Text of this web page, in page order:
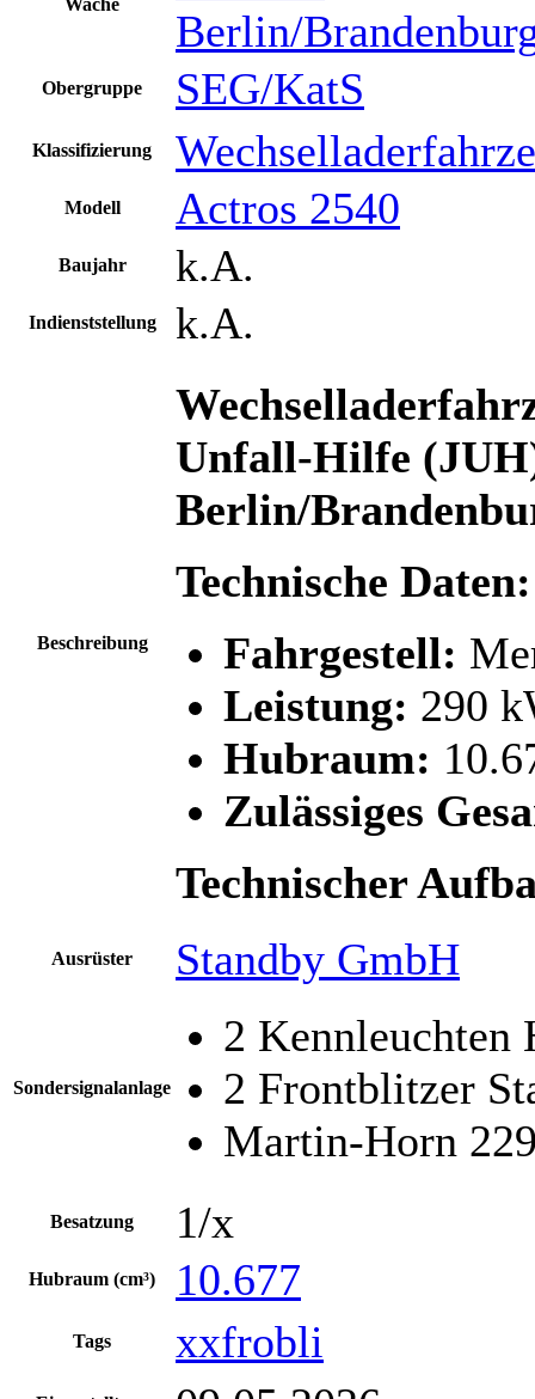
Berlin/
Obergruppe SEG/KatS
Klassifizierung
Modell Actros 2540
Baujahr k.A.
Indienststellung k.A.
Beschreibung
Unfall-Hilfe
Berlin/
Technische Daten:
Fahrgestell:
Leistung: 290
Hubraum:
Zulässiges
Technischer
Ausrüster Standby GmbH
Sondersignalanlage
2 Kennleuchten
2 Frontblitzer
Martin-Horn
Besatzung 1/x
Hubraum (cm³) 10.677
Tags xxfrobli